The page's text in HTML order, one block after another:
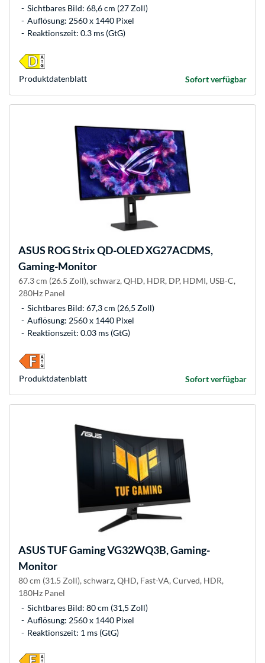
Sichtbares Bild: 68,6 cm (27 Zoll)
Auflösung: 2560 x 1440 Pixel
Reaktionszeit: 0.3 ms (GtG)
Sofort verfügbar
Produkt­datenblatt
ASUS ROG Strix QD-OLED XG27ACDMS,
Gaming-Monitor
67.3 cm (26.5 Zoll), schwarz, QHD, HDR, DP, HDMI, USB-C,
280Hz Panel
Sichtbares Bild: 67,3 cm (26,5 Zoll)
Auflösung: 2560 x 1440 Pixel
Reaktionszeit: 0.03 ms (GtG)
Sofort verfügbar
Produkt­datenblatt
ASUSTUF Gaming VG32WQ3B, Gaming-
Monitor
80 cm (31.5 Zoll), schwarz, QHD, Fast-VA, Curved, HDR,
180Hz Panel
Sichtbares Bild: 80 cm (31,5 Zoll)
Auflösung: 2560 x 1440 Pixel
Reaktionszeit: 1 ms (GtG)